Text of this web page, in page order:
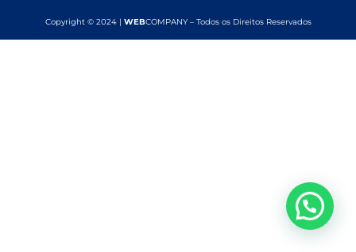
Copyright © 2024 | WEBCOMPANY – Todos os Direitos Reservados